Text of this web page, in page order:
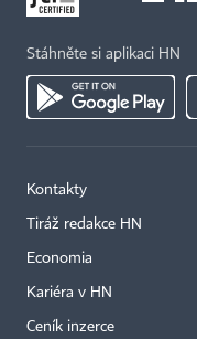
Stáhněte si aplikaci HN
Kontakty
Tiráž redakce HN
Economia
Kariéra v HN
Ceník inzerce